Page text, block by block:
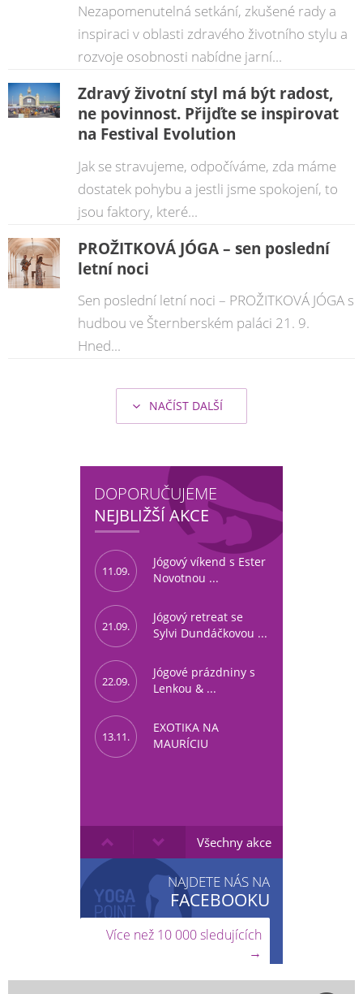
Nezapomenutelná setkání, zkušené rady a
inspiraci v oblasti zdravého životního stylu a
rozvoje osobnosti nabídne jarní...
Zdravý životní styl má být radost,
ne povinnost. Přijďte se inspirovat
na Festival Evolution
Jak se stravujeme, odpočíváme, zda máme
dostatek pohybu a jestli jsme spokojení, to
jsou faktory, které...
PROŽITKOVÁ JÓGA – sen poslední
letní noci
Sen poslední letní noci – PROŽITKOVÁ JÓGA s
hudbou ve Šternberském paláci 21. 9.
Hned...
NAČÍST DALŠÍ
DOPORUČUJEME
NEJBLIŽŠÍ AKCE
11.09.
Jógový víkend s Ester
Novotnou ...
21.09.
Jógový retreat se
Sylvi Dundáčkovou ...
22.09.
Jógové prázdniny s
Lenkou & ...
13.11.
EXOTIKA NA
MAURÍCIU
Všechny akce
NAJDETE NÁS NA
FACEBOOKU
Více než 10 000 sledujících
→